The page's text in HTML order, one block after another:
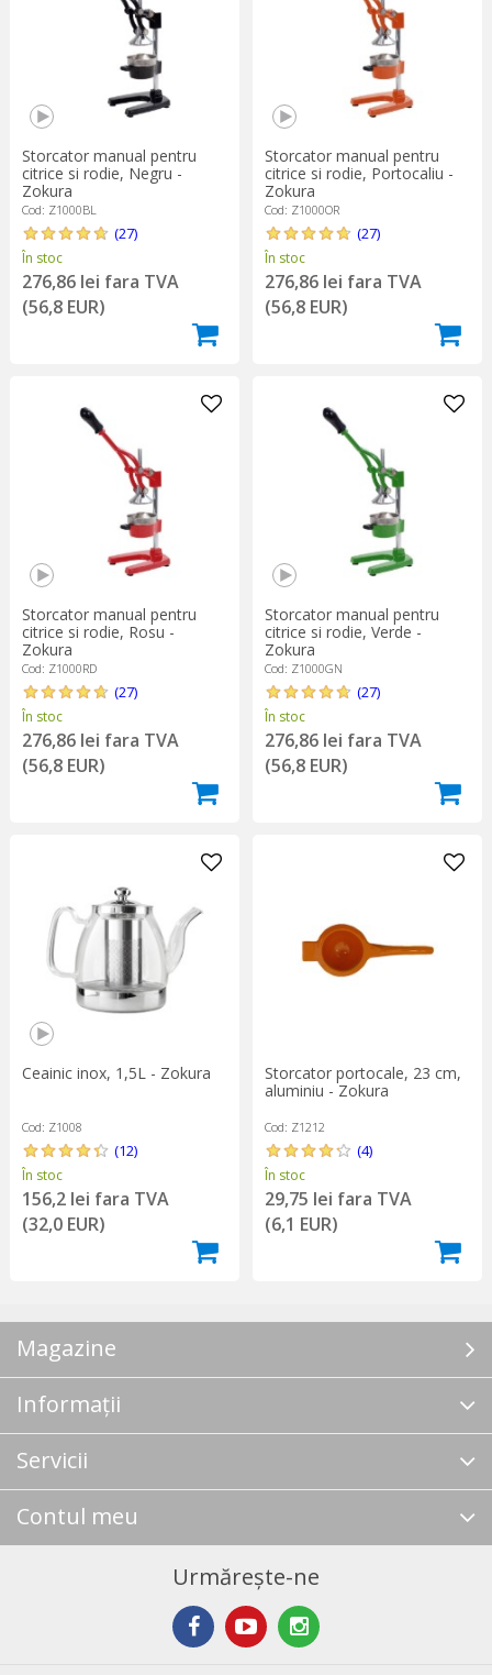
Storcator manual pentru
citrice si rodie, Negru -
Zokura
Cod: Z1000BL
(27)
În stoc
276,86 lei fara TVA
(56,8 EUR)
Storcator manual pentru
citrice si rodie, Portocaliu -
Zokura
Cod: Z1000OR
(27)
În stoc
276,86 lei fara TVA
(56,8 EUR)
Storcator manual pentru
citrice si rodie, Rosu -
Zokura
Cod: Z1000RD
(27)
În stoc
276,86 lei fara TVA
(56,8 EUR)
Storcator manual pentru
citrice si rodie, Verde -
Zokura
Cod: Z1000GN
(27)
În stoc
276,86 lei fara TVA
(56,8 EUR)
Ceainic inox, 1,5L - Zokura
Cod: Z1008
(12)
În stoc
156,2 lei fara TVA
(32,0 EUR)
Storcator portocale, 23 cm,
aluminiu - Zokura
Cod: Z1212
(4)
În stoc
29,75 lei fara TVA
(6,1 EUR)
Magazine
Informații
Servicii
Contul meu
Urmărește-ne